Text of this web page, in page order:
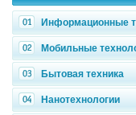
Информационные
Мобильные
Бытовая техника
Нанотехнологии